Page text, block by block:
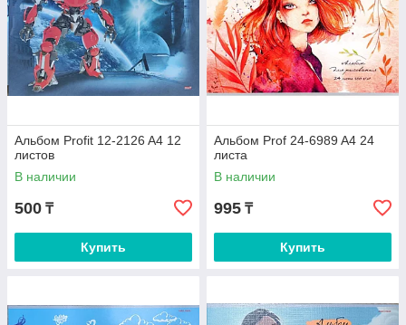
Альбом Profit 12-2126 A4 12
листов
В наличии
500 ₸
Купить
Альбом Prof 24-6989 A4 24
листа
В наличии
995 ₸
Купить